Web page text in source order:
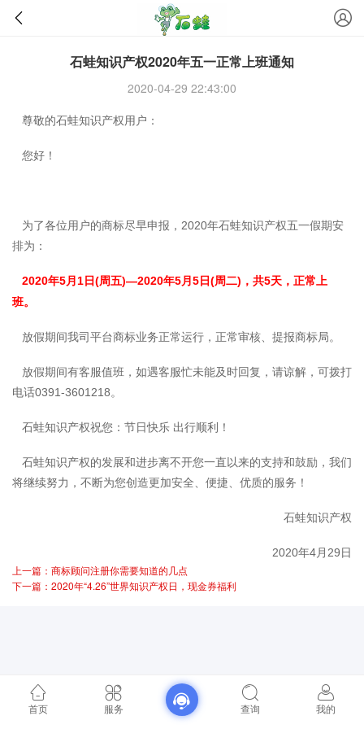
石蛙知识产权2020年五一正常上班通知
2020-04-29 22:43:00
尊敬的石蛙知识产权用户：
您好！
为了各位用户的商标尽早申报，2020年石蛙知识产权五一假期安
排为：
2020年5月1日(周五)—2020年5月5日(周二)，共5天，正常上
班。
放假期间我司平台商标业务正常运行，正常审核、提报商标局。
放假期间有客服值班，如遇客服忙未能及时回复，请谅解，可拨打
电话0391-3601218。
石蛙知识产权祝您：节日快乐 出行顺利！
石蛙知识产权的发展和进步离不开您一直以来的支持和鼓励，我们
将继续努力，不断为您创造更加安全、便捷、优质的服务！
石蛙知识产权
2020年4月29日
上一篇：商标顾问注册你需要知道的几点
下一篇：2020年“4.26”世界知识产权日，现金券福利
首页 服务 查询 我的